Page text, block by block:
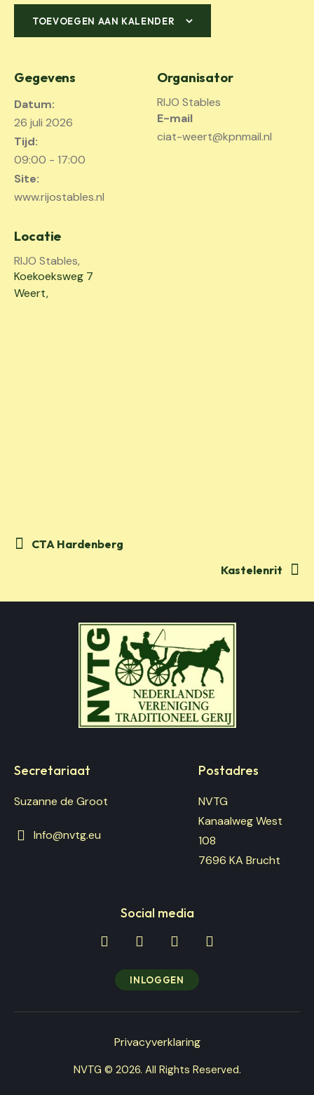
TOEVOEGEN AAN KALENDER
Gegevens
Datum:
26 juli 2026
Tijd:
09:00 - 17:00
Site:
www.rijostables.nl
Organisator
RIJO Stables
E-mail
ciat-weert@kpnmail.nl
Locatie
RIJO Stables,
Koekoeksweg 7
Weert,
CTA Hardenberg
Kastelenrit
NVTG
Nederlandse Vereniging
Secretariaat
Suzanne de Groot
Info@nvtg.eu
Postadres
NVTG
Kanaalweg West
108
7696 KA Brucht
Social media
INLOGGEN
NVTG © 2026. All Rights Reserved.
Privacyverklaring